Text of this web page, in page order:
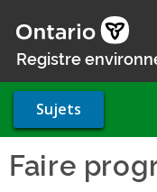
au
contenu
Registre
Sujets
Faire